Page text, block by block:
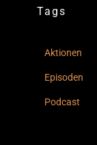
Tags
Aktionen
Episoden
Podcast